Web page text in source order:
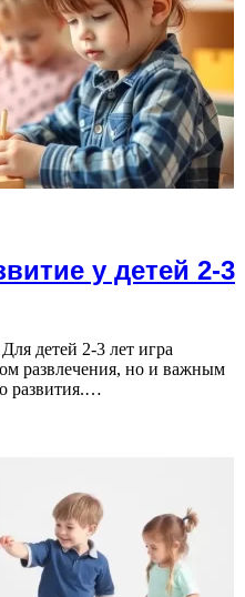
у детей 2-3
детей 2-3 лет игра
развлечения, но и важным
развития.…